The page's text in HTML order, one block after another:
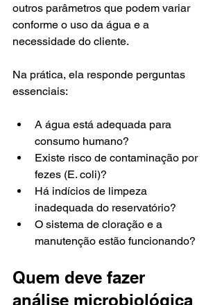
outros parâmetros que podem variar
conforme o uso da água e a
necessidade do cliente.
Na prática, ela responde perguntas
essenciais:
A água está adequada para
consumo humano?
Existe risco de contaminação por
fezes (E. coli)?
Há indícios de limpeza
inadequada do reservatório?
O sistema de cloração e a
manutenção estão funcionando?
Quem deve fazer
análise microbiológica